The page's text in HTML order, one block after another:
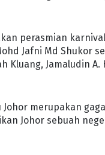
perasmian
Jafni Md Shukor
Kluang, Jamaludin A.
Johor merupakan
Johor sebuah